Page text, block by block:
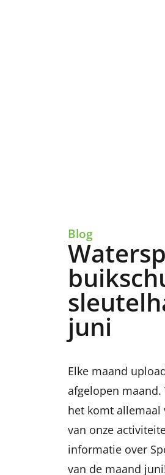
Blog
juni
Elke maand
afgelopen
het komt allemaal
van onze
informatie over
van de maand